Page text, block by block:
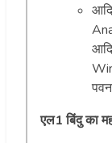
एल1 बिंदु का